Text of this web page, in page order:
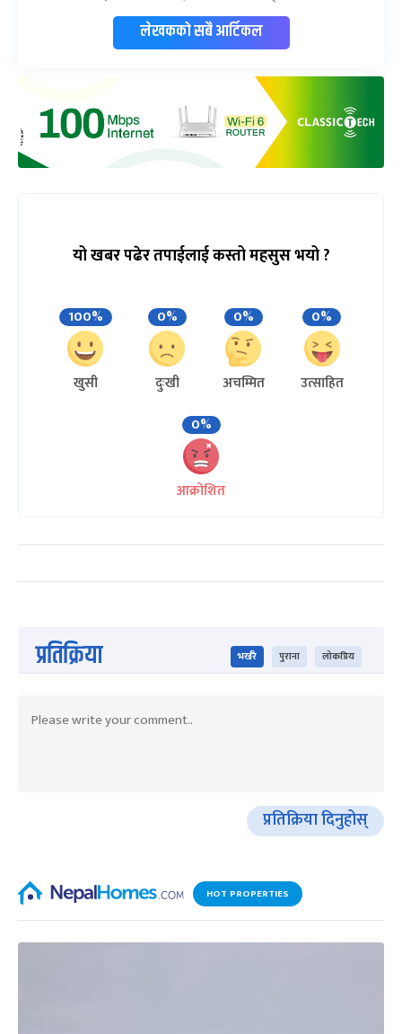
लेखकको सबै आर्टिकल
यो खबर पढेर तपाईलाई कस्तो महसुस भयो ?
100%
खुसी
0%
दुःखी
0%
अचम्मित
0%
उत्साहित
0%
आक्रोशित
प्रतिक्रिया भर्खरै पुराना लोकप्रिय
प्रतिक्रिया दिनुहोस्
HOT PROPERTIES